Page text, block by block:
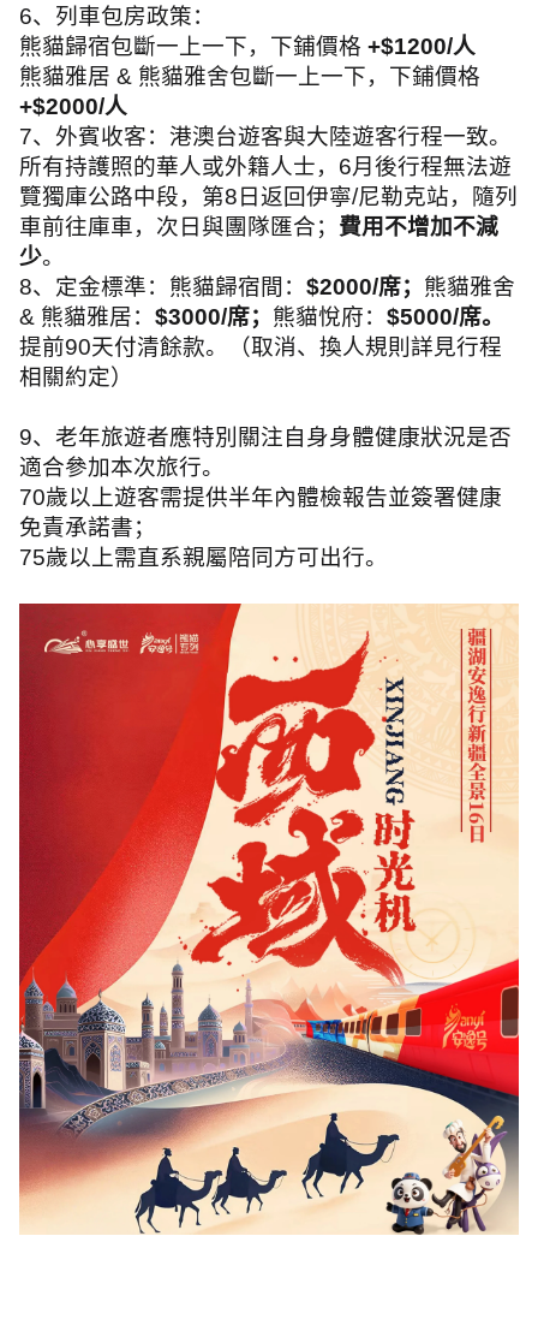
6、列車包房政策：
熊貓歸宿包斷一上一下，下鋪價格 +$1200/人
熊貓雅居 & 熊貓雅舍包斷一上一下，下鋪價格
+$2000/人
7、外賓收客：港澳台遊客與大陸遊客行程一致。
所有持護照的華人或外籍人士， 6月後行程無法遊
覽獨庫公路中段，第8日返回伊寧/尼勒克站，隨列
車前往庫車，次日與團隊匯合； 費用不增加不減
少。
8、定金標準： 熊貓歸宿間： $2000/席； 熊貓雅舍
& 熊貓雅居： $3000/席； 熊貓悅府： $5000/席。
提前90天付清餘款。（取消、換人規則詳見行程
相關約定）
9、老年旅遊者應特別關注自身身體健康狀況是否
適合參加本次旅行。
70歲以上遊客需提供半年內體檢報告並簽署健康
免責承諾書；
75歲以上需直系親屬陪同方可出行。